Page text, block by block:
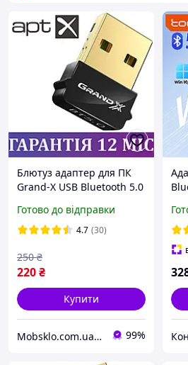
Блютуз адаптер для ПК
Grand-X USB Bluetooth 5.0
приймач для комп'ютера
Готово до відправки
4.7 (30)
220₴
250 ₴
Купити
Mobsklo.com.ua Інтернет-магазин 99%